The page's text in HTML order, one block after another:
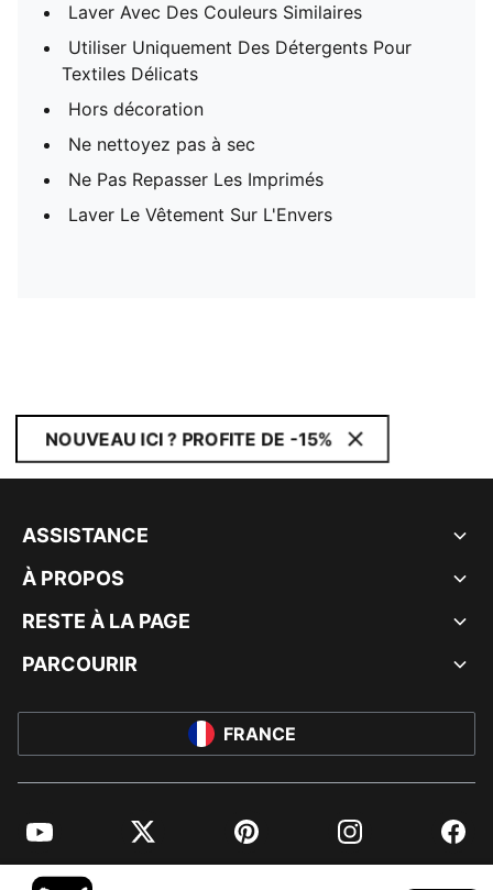
Laver Avec Des Couleurs Similaires
Utiliser Uniquement Des Détergents Pour
Textiles Délicats
Hors décoration
Ne nettoyez pas à sec
Ne Pas Repasser Les Imprimés
Laver Le Vêtement Sur L'Envers
NOUVEAU ICI ? PROFITE DE -15%
ASSISTANCE
À PROPOS
RESTE À LA PAGE
PARCOURIR
FRANCE
YouTube Twitter Pinterest Instagram